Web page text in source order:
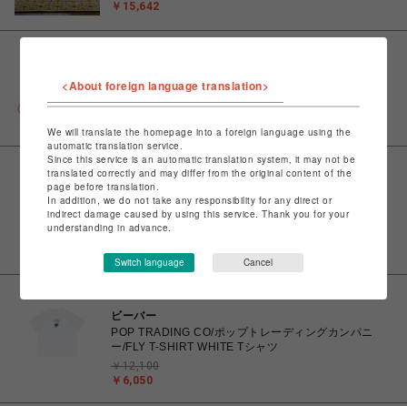
￥15,642
イブ第2弾 ラバートレー(全４種)
￥1,980
ビーバー
POP TRADING CO/ポップトレーディングカンパニ
ー/SPORTIF CUB SHIRT NAVY ポロシャツ
￥12,100
ビーバー
POP TRADING CO/ポップトレーディングカンパニ
ー/FLY T-SHIRT WHITE Tシャツ
￥6,050
￥12,100
<About foreign language translation>
We will translate the homepage into a foreign language using the
automatic translation service.
Since this service is an automatic translation system, it may not be
translated correctly and may differ from the original content of the
page before translation.
In addition, we do not take any responsibility for any direct or
indirect damage caused by using this service. Thank you for your
understanding in advance.
Switch language Cancel